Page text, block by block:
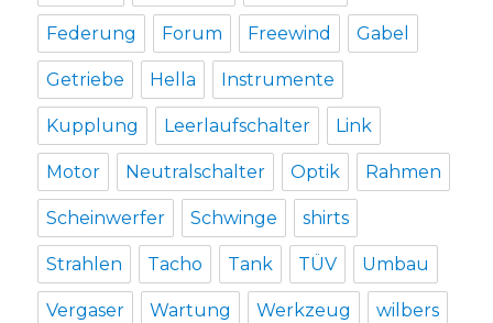
Federung Forum Freewind Gabel
Getriebe Hella Instrumente
Kupplung Leerlaufschalter Link
Motor Neutralschalter Optik Rahmen
Scheinwerfer Schwinge shirts
Strahlen Tacho Tank TÜV Umbau
Vergaser Wartung Werkzeug wilbers